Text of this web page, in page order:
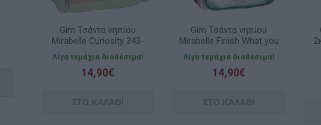
Gim Τσάντα νηπίου
Mirabelle Curiosity 343-
02053
Λίγα τεμάχια διαθέσιμα!
14,90€
Gim Τσάντα νηπίου
Mirabelle Finish What you
Started 343-03053
Λίγα τεμάχια διαθέσιμα!
14,90€